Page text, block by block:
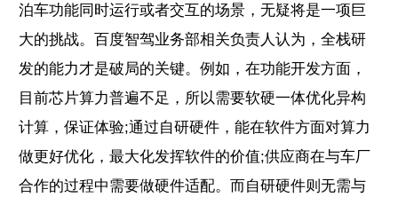
泊车功能同时运行或者交互的场景，无疑将是一项巨
大的挑战。百度智驾业务部相关负责人认为，全栈研
发的能力才是破局的关键。例如，在功能开发方面，
目前芯片算力普遍不足，所以需要软硬一体优化异构
计算，保证体验;通过自研硬件，能在软件方面对算力
做更好优化，最大化发挥软件的价值;供应商在与车厂
合作的过程中需要做硬件适配。而自研硬件则无需与